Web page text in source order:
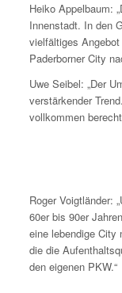
Heiko Appelbaum:
Innenstadt. In den
vielfältiges
Paderborner City
Uwe Seibel: „Der
verstärkender
vollkommen
Roger Voigtländer:
60er bis 90er
eine lebendige City
die die
den eigenen PKW.“